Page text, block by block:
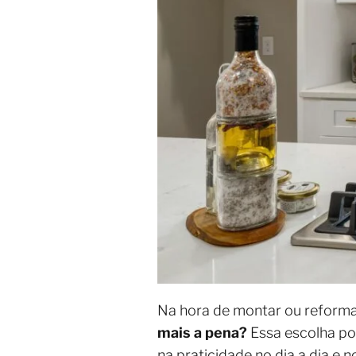
Na hora de montar ou
mais a pena? Essa escolha